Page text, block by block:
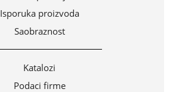
Isporuka proizvoda
Saobraznost
Katalozi
Podaci firme